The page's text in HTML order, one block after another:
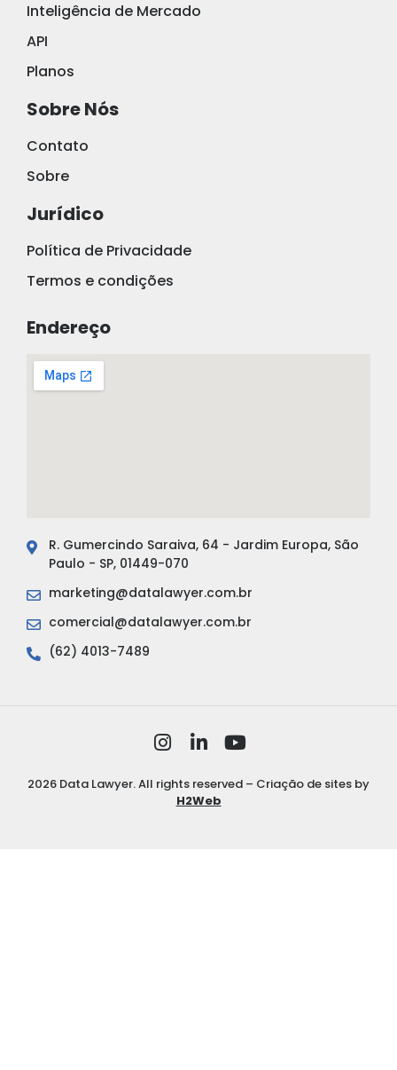
Inteligência de Mercado
API
Planos
Sobre Nós
Contato
Sobre
Jurídico
Política de Privacidade
Termos e condições
Endereço
R. Gumercindo Saraiva, 64 - Jardim Europa, São
Paulo - SP, 01449-070
marketing@datalawyer.com.br
comercial@datalawyer.com.br
(62) 4013-7489
2026 Data Lawyer. All rights reserved – Criação de sites by
H2Web